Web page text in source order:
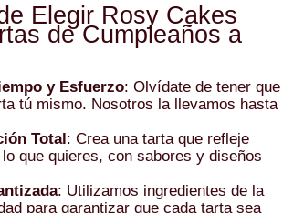
Elegir Rosy Cakes
de Cumpleaños a
y Esfuerzo: Olvídate de tener que
tú mismo. Nosotros la llevamos hasta
Total: Crea una tarta que refleje
que quieres, con sabores y diseños
: Utilizamos ingredientes de la
para garantizar que cada tarta sea